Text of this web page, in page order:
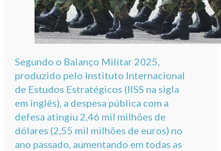
Segundo o Balanço Militar 2025,
produzido pelo Instituto Internacional
de Estudos Estratégicos (IISS na sigla
em inglês), a despesa pública com a
defesa atingiu 2,46 mil milhões de
dólares (2,55 mil milhões de euros) no
ano passado, aumentando em todas as